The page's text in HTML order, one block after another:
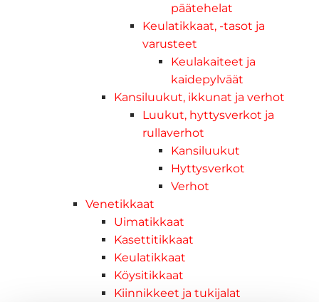
päätehelat
Keulatikkaat, -tasot ja
varusteet
Keulakaiteet ja
kaidepylväät
Kansiluukut, ikkunat ja verhot
Luukut, hyttysverkot ja
rullaverhot
Kansiluukut
Hyttysverkot
Verhot
Venetikkaat
Uimatikkaat
Kasettitikkaat
Keulatikkaat
Köysitikkaat
Kiinnikkeet ja tukijalat